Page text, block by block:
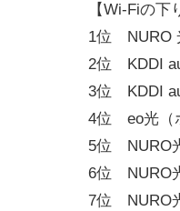
【Wi-Fiの
1位 NURO
2位 KDDI
3位 KDDI
4位 eo光（
5位 NURO
6位 NURO
7位 NURO